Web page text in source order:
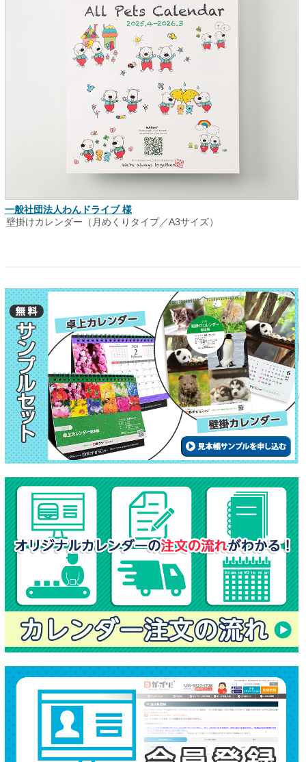
一般社団法人わんドライブ 様
壁掛けカレンダー（月めくりタイプ／A3サイズ）